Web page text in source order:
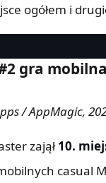
ogółem i
gra
/ AppMagic,
zajął10.
casual